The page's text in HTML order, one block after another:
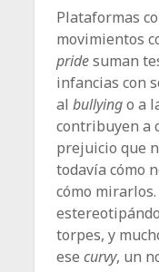
Plataformas
movimientos
pridesuman
infancias con
al bullyingo a
contribuyen a
prejuicio que
todavía cómo
cómo mirarlos.
torpes, y
ese curvy, un